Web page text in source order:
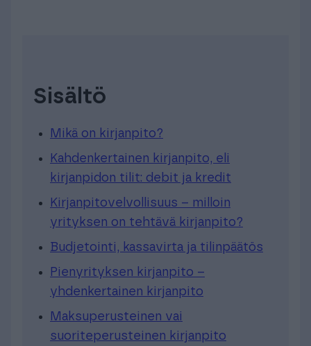
Sisältö
Mikä on kirjanpito?
Kahdenkertainen kirjanpito, eli
kirjanpidon tilit: debit ja kredit
Kirjanpitovelvollisuus – milloin
yrityksen on tehtävä kirjanpito?
Budjetointi, kassavirta ja tilinpäätös
Pienyrityksen kirjanpito –
yhdenkertainen kirjanpito
Maksuperusteinen vai
suoriteperusteinen kirjanpito